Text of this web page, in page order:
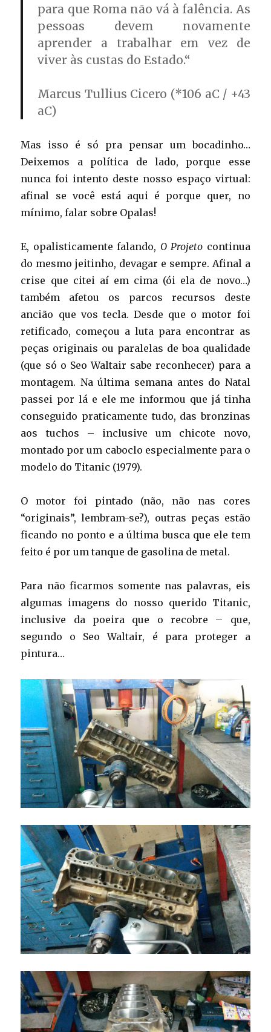
para que Roma não vá à falência. As
pessoas devem novamente
aprender a trabalhar em vez de
viver às custas do Estado.“
Marcus Tullius Cicero (*106 aC / +43
aC)
Mas isso é só pra pensar um bocadinho…
Deixemos a política de lado, porque esse
nunca foi intento deste nosso espaço virtual:
afinal se você está aqui é porque quer, no
mínimo, falar sobre Opalas!
E, opalisticamente falando, O Projeto continua
do mesmo jeitinho, devagar e sempre. Afinal a
crise que citei aí em cima (ói ela de novo…)
também afetou os parcos recursos deste
ancião que vos tecla. Desde que o motor foi
retificado, começou a luta para encontrar as
peças originais ou paralelas de boa qualidade
(que só o Seo Waltair sabe reconhecer) para a
montagem. Na última semana antes do Natal
passei por lá e ele me informou que já tinha
conseguido praticamente tudo, das bronzinas
aos tuchos – inclusive um chicote novo,
montado por um caboclo especialmente para o
modelo do Titanic (1979).
O motor foi pintado (não, não nas cores
“originais”, lembram-se?), outras peças estão
ficando no ponto e a última busca que ele tem
feito é por um tanque de gasolina de metal.
Para não ficarmos somente nas palavras, eis
algumas imagens do nosso querido Titanic,
inclusive da poeira que o recobre – que,
segundo o Seo Waltair, é para proteger a
pintura…